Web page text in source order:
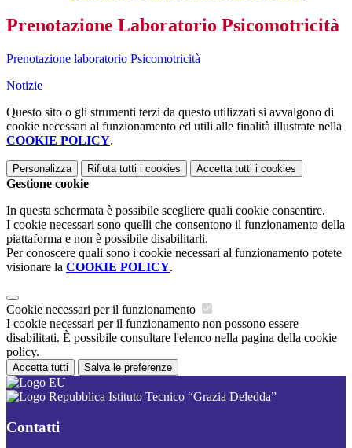
Prenotazione Laboratorio Psicomotricità
Prenotazione laboratorio Psicomotricità
Notizie
Questo sito o gli strumenti terzi da questo utilizzati si avvalgono di
cookie necessari al funzionamento ed utili alle finalità illustrate nella
COOKIE POLICY.
Personalizza Rifiuta tutti i cookies Accetta tutti i cookies
Gestione cookie
In questa schermata è possibile scegliere quali cookie consentire.
I cookie necessari sono quelli che consentono il funzionamento della
piattaforma e non è possibile disabilitarli.
Per conoscere quali sono i cookie necessari al funzionamento potete
visionare la COOKIE POLICY.
Cookie necessari per il funzionamento
I cookie necessari per il funzionamento non possono essere
disabilitati. È possibile consultare l'elenco nella pagina della cookie
policy.
Accetta tutti Salva le preferenze
Istituto Tecnico “Grazia Deledda”
Contatti